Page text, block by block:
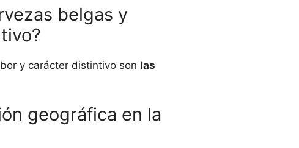
belgas y
y carácter distintivo son las
geográfica en la